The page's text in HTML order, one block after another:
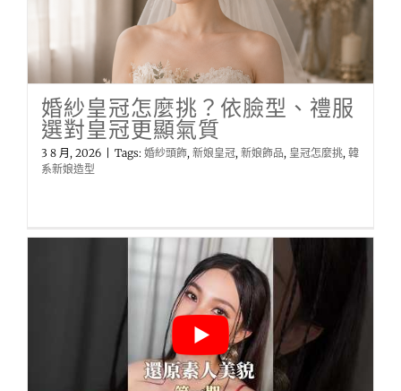
婚紗皇冠怎麼挑？依臉型、禮服
選對皇冠更顯氣質
3 8 月, 2026 | Tags: 婚紗頭飾, 新娘皇冠, 新娘飾品, 皇冠怎麼挑, 韓
系新娘造型